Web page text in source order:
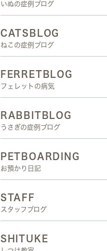
いぬの症例ブログ
CATSBLOG
ねこの症例ブログ
FERRETBLOG
フェレットの病気
RABBITBLOG
うさぎの症例ブログ
PETBOARDING
お預かり日記
STAFF
スタッフブログ
SHITUKE